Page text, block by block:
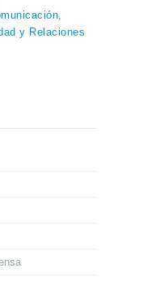
y Relaciones